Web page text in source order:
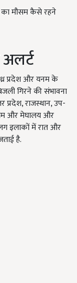
मौसम कैसे रहने
प्रदेश और यनम के
गिरने की संभावना
प्रदेश, राजस्थान, उप-
और मेघालय और
इलाकों में रात और
है.